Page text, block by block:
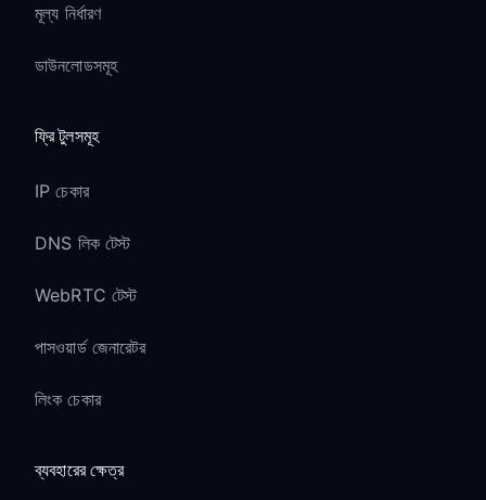
মূল্য নির্ধারণ
ডাউনলোডসমূহ
ফ্রি টুলসমূহ
IP চেকার
DNS লিক টেস্ট
WebRTC টেস্ট
পাসওয়ার্ড জেনারেটর
লিংক চেকার
ব্যবহারের ক্ষেত্র